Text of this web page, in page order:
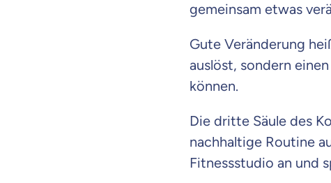
gemeinsam etwas
Gute Veränderung
auslöst, sondern
können.
Die dritte Säule des
nachhaltige Routine
Fitnessstudio an und